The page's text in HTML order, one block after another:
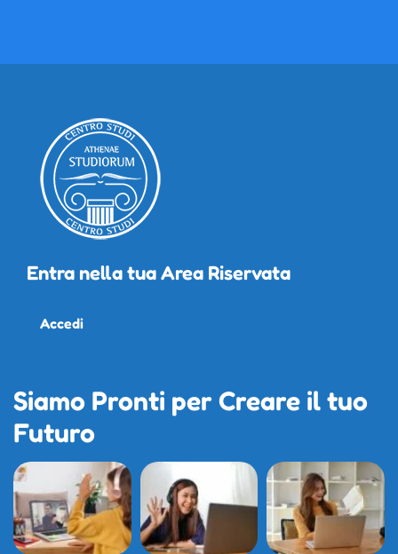
Entra nella tua Area Riservata
Accedi
Siamo Pronti per Creare il tuo
Futuro